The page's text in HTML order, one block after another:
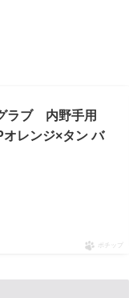
ラブ 内野手用
レンジ×タン バ
ポチップ